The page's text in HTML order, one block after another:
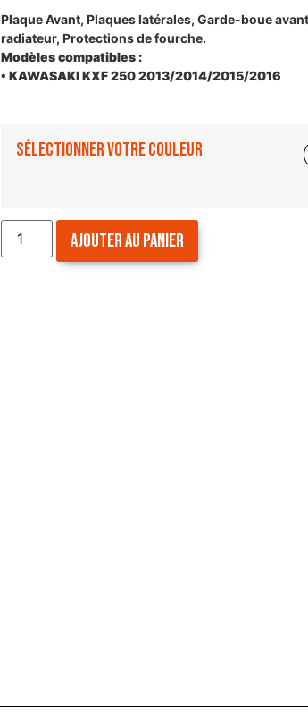
Plaque Avant, Plaques latérales, Garde-boue
radiateur, Protections de fourche.
Modèles compatibles :
• KAWASAKI KXF 250 2013/2014/2015/2016
Sélectionner votre couleur
Ajouter au panier